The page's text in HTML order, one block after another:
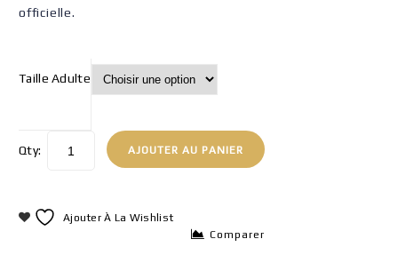
officielle.
Taille Adulte
Qty: AJOUTER AU PANIER
Ajouter À La Wishlist
Comparer